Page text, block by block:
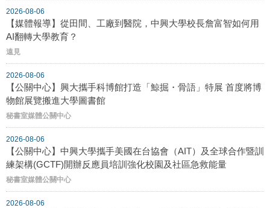
2026-08-06
【媒體報導】從田間、工廠到醫院，中興大學校長詹富智如何用
AI翻轉大學教育？
遠見
2026-08-06
【公關中心】興大攜手科博館打造「鯨掘・骨語」特展 首度將博
物館展覽搬進大學圖書館
秘書室媒體公關中心
2026-08-06
【公關中心】中興大學攜手美國在台協會（AIT）及全球合作暨訓
練架構(GCTF)開辦反應員培訓強化校園及社區急救能量
秘書室媒體公關中心
2026-08-06